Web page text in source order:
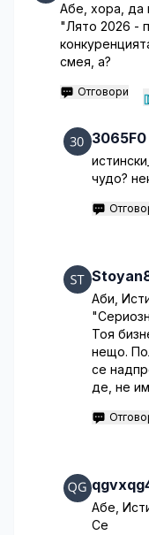
Абе, хора, да
"Лято 2026 -
смея, а?
Отговори
3065F0
чудо?
Аби,
Тоя
нещо.
се
де, не
Абе,
Се